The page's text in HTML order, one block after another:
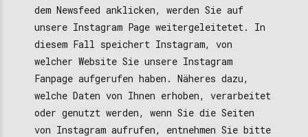
dem Newsfeed anklicken, werden Sie auf
unsere Instagram Page weitergeleitetet. In
diesem Fall speichert Instagram, von
welcher Website Sie unsere Instagram
Fanpage aufgerufen haben. Näheres dazu,
welche Daten von Ihnen erhoben, verarbeitet
oder genutzt werden, wenn Sie die Seiten
von Instagram aufrufen, entnehmen Sie bitte